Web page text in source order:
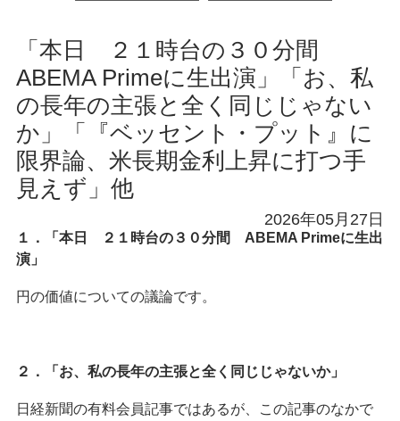
「本日 ２１時台の３０分間
ABEMA Primeに生出演」「お、私
の長年の主張と全く同じじゃない
か」「『ベッセント・プット』に
限界論、米長期金利上昇に打つ手
見えず」他
2026年05月27日
１．「本日 ２１時台の３０分間 ABEMA Primeに生出
演」
円の価値についての議論です。
２．「お、私の長年の主張と全く同じじゃないか」
日経新聞の有料会員記事ではあるが、この記事のなかで